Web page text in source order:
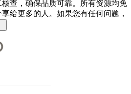
查，确保品质可靠。所有资源均免
给更多的人。如果您有任何问题，